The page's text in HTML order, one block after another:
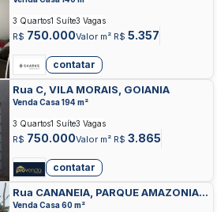
R$ 750.000Valor m² R$ 5.357
3 Quartos1 Suíte3 Vagas
contatar
Rua C, VILA MORAIS, GOIANIA
Venda Casa 194 m²
R$ 750.000Valor m² R$ 3.865
3 Quartos1 Suíte3 Vagas
contatar
Rua CANANEIA, PARQUE AMAZONIA,
GOIANIA
Venda Casa 60 m²